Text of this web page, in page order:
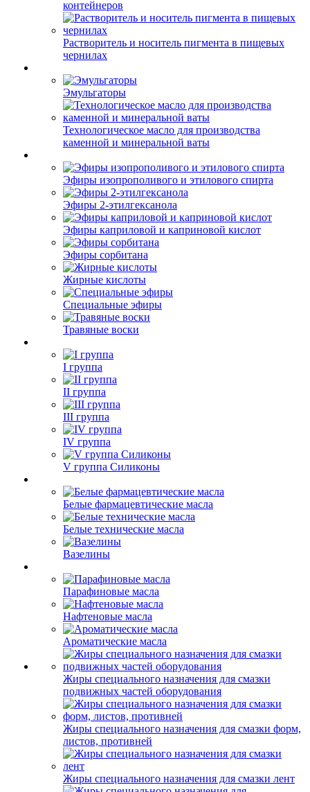
контейнеров
Растворитель и носитель пигмента в пищевых
чернилах
Эмульгаторы
Технологическое масло для производства
каменной и минеральной ваты
Эфиры изопрополивого и этилового спирта
Эфиры 2-этилгексанола
Эфиры каприловой и каприновой кислот
Эфиры сорбитана
Жирные кислоты
Специальные эфиры
Травяные воски
I группа
II группа
III группа
IV группа
V группа Силиконы
Белые фармацевтические масла
Белые технические масла
Вазелины
Парафиновые масла
Нафтеновые масла
Ароматические масла
Жиры специального назначения для смазки
подвижных частей оборудования
Жиры специального назначения для смазки форм,
листов, противней
Жиры специального назначения для смазки лент